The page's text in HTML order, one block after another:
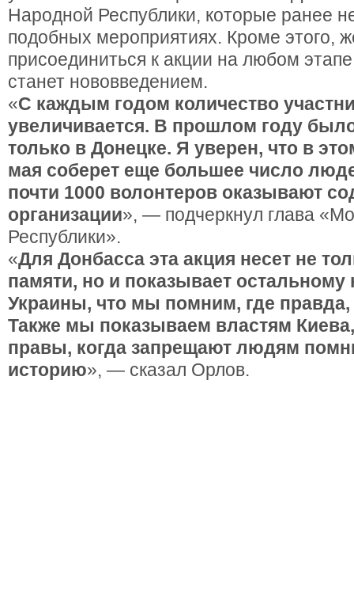
Народной Республики, которые ранее
подобных мероприятиях. Кроме этого,
присоединиться к акции на любом
станет нововведением.
«С каждым годом количество
увеличивается. В прошлом году
только в Донецке. Я уверен, что в
мая соберет еще большее число
почти 1000 волонтеров оказывают
организации», — подчеркнул глава
Республики».
«Для Донбасса эта акция несет не
памяти, но и показывает
Украины, что мы помним, где
Также мы показываем властям
правы, когда запрещают людям
историю», — сказал Орлов.